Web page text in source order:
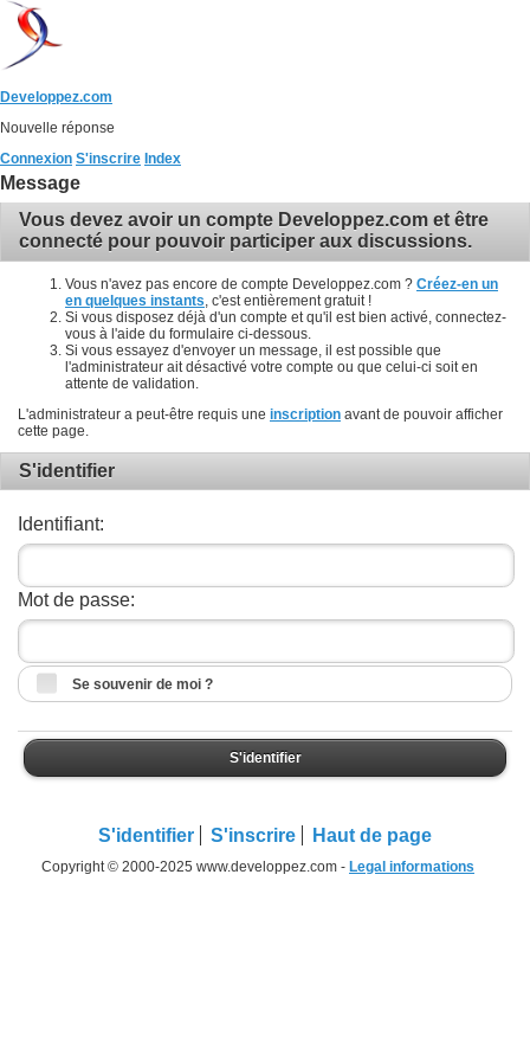
Developpez.com
Nouvelle réponse
Connexion S'inscrire Index
Message
Vous devez avoir un compte Developpez.com et être
connecté pour pouvoir participer aux discussions.
Vous n'avez pas encore de compte Developpez.com ? Créez-en un
en quelques instants , c'est entièrement gratuit !
Si vous disposez déjà d'un compte et qu'il est bien activé, connectez-
vous à l'aide du formulaire ci-dessous.
Si vous essayez d'envoyer un message, il est possible que
l'administrateur ait désactivé votre compte ou que celui-ci soit en
attente de validation.
L'administrateur a peut-être requis une inscription avant de pouvoir afficher
cette page.
S'identifier
Identifiant:
Mot de passe:
Se souvenir de moi ?
S'identifier
S'identifier S'inscrire Haut de page
Copyright © 2000-2025 www.developpez.com - Legal informations